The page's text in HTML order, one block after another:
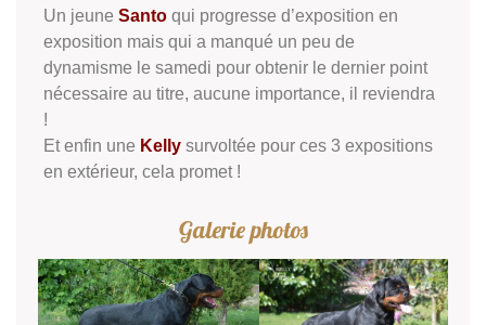
Un jeune Santo qui progresse d’exposition en
exposition mais qui a manqué un peu de
dynamisme le samedi pour obtenir le dernier point
nécessaire au titre, aucune importance, il reviendra
!
Et enfin une Kelly survoltée pour ces 3 expositions
en extérieur, cela promet !